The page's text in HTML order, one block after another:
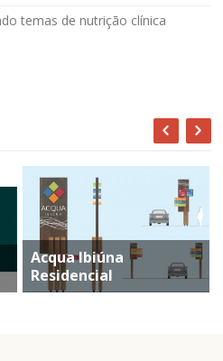
temas de nutrição clínica
Acqua Ibiúna
Residencial